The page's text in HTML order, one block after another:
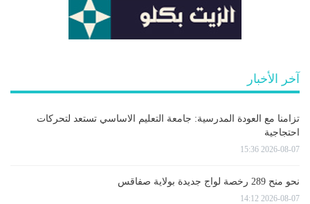
آخر الأخبار
تزامنا مع العودة المدرسية: جامعة التعليم الاساسي تستعد لتحركات
احتجاجية
2026-08-07 15:36
نحو منح 289 رخصة لواج جديدة بولاية صفاقس
2026-08-07 14:12